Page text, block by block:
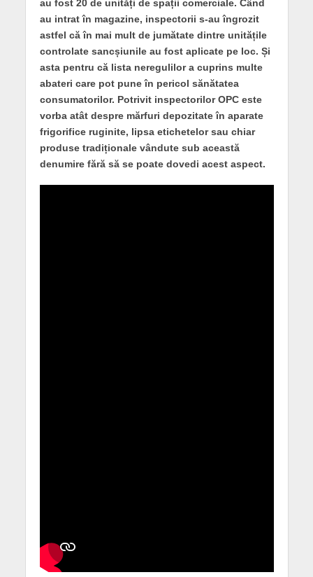
au fost 20 de unități de spații comerciale. Când
au intrat în magazine, inspectorii s-au îngrozit
astfel că în mai mult de jumătate dintre unitățile
controlate sancșiunile au fost aplicate pe loc. Și
asta pentru că lista neregulilor a cuprins multe
abateri care pot pune în pericol sănătatea
consumatorilor. Potrivit inspectorilor OPC este
vorba atât despre mărfuri depozitate în aparate
frigorifice ruginite, lipsa etichetelor sau chiar
produse tradiționale vândute sub această
denumire fără să se poate dovedi acest aspect.